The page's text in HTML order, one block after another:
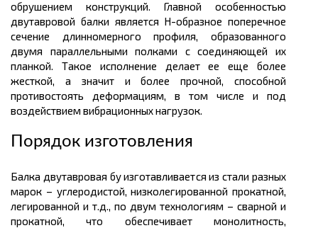
обрушением конструкций. Главной особенностью
двутавровой балки является Н-образное поперечное
сечение длинномерного профиля, образованного
двумя параллельными полками с соединяющей их
планкой. Такое исполнение делает ее еще более
жесткой, а значит и более прочной, способной
противостоять деформациям, в том числе и под
воздействием вибрационных нагрузок.
Порядок изготовления
Балка двутавровая бу изготавливается из стали разных
марок – углеродистой, низколегированной прокатной,
легированной и т.д., по двум технологиям – сварной и
прокатной, что обеспечивает монолитность,